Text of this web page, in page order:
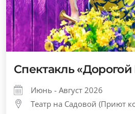
Спектакль
Июнь - Август 2026
Театр на Садовой (Приют